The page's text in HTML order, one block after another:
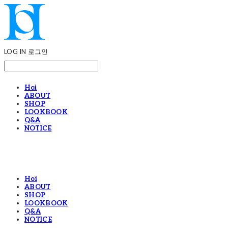
LOG IN 로그인
Hoi
ABOUT
SHOP
LOOKBOOK
Q&A
NOTICE
Hoi
ABOUT
SHOP
LOOKBOOK
Q&A
NOTICE